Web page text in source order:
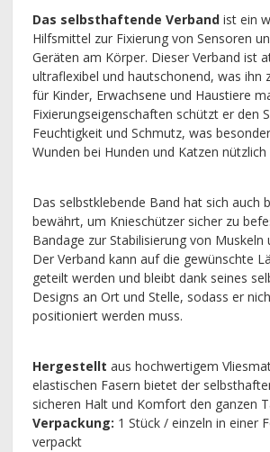
Das selbsthaftende Verbandist ein
Hilfsmittel zur Fixierung von Sensoren
Geräten am Körper. Dieser Verband ist
ultraflexibel und hautschonend, was ihn
für Kinder, Erwachsene und Haustiere
Fixierungseigenschaften schützt er den
Feuchtigkeit und Schmutz, was
Wunden bei Hunden und Katzen nützlich
Das selbstklebende Band hat sich auch
bewährt, um Knieschützer sicher zu
Bandage zur Stabilisierung von Muskeln
Der Verband kann auf die gewünschte
geteilt werden und bleibt dank seines
Designs an Ort und Stelle, sodass er
positioniert werden muss.
Hergestellt aus hochwertigem
elastischen Fasern bietet der
sicheren Halt und Komfort den ganzen
Verpackung: 1 Stück / einzeln in einer
verpackt